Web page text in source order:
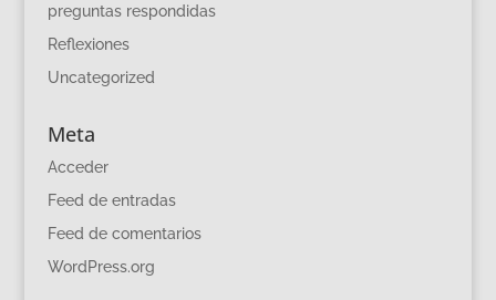
preguntas respondidas
Reflexiones
Uncategorized
Meta
Acceder
Feed de entradas
Feed de comentarios
WordPress.org